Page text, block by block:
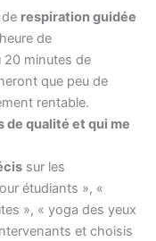
respiration guidée
de
20 minutes de
que peu de
rentable.
de qualité et qui me
sur les
étudiants », «
», « yoga des yeux
et choisis